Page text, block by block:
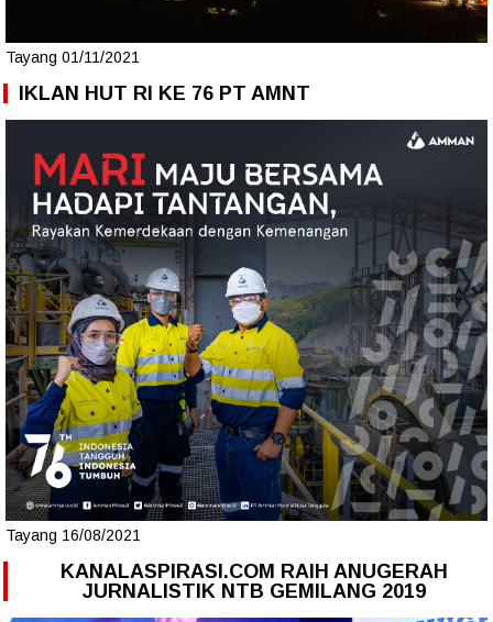
Tayang 01/11/2021
IKLAN HUT RI KE 76 PT AMNT
Tayang 16/08/2021
KANALASPIRASI.COM RAIH ANUGERAH
JURNALISTIK NTB GEMILANG 2019